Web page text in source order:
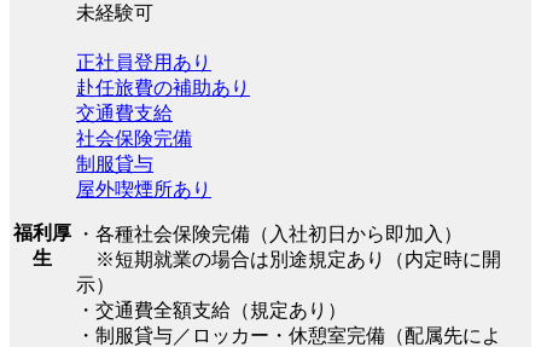
未経験可
福利厚
生
正社員登用あり
赴任旅費の補助あり
交通費支給
社会保険完備
制服貸与
屋外喫煙所あり
・各種社会保険完備（入社初日から即加入）
※短期就業の場合は別途規定あり（内定時に開
示）
・交通費全額支給（規定あり）
・制服貸与／ロッカー・休憩室完備（配属先によ